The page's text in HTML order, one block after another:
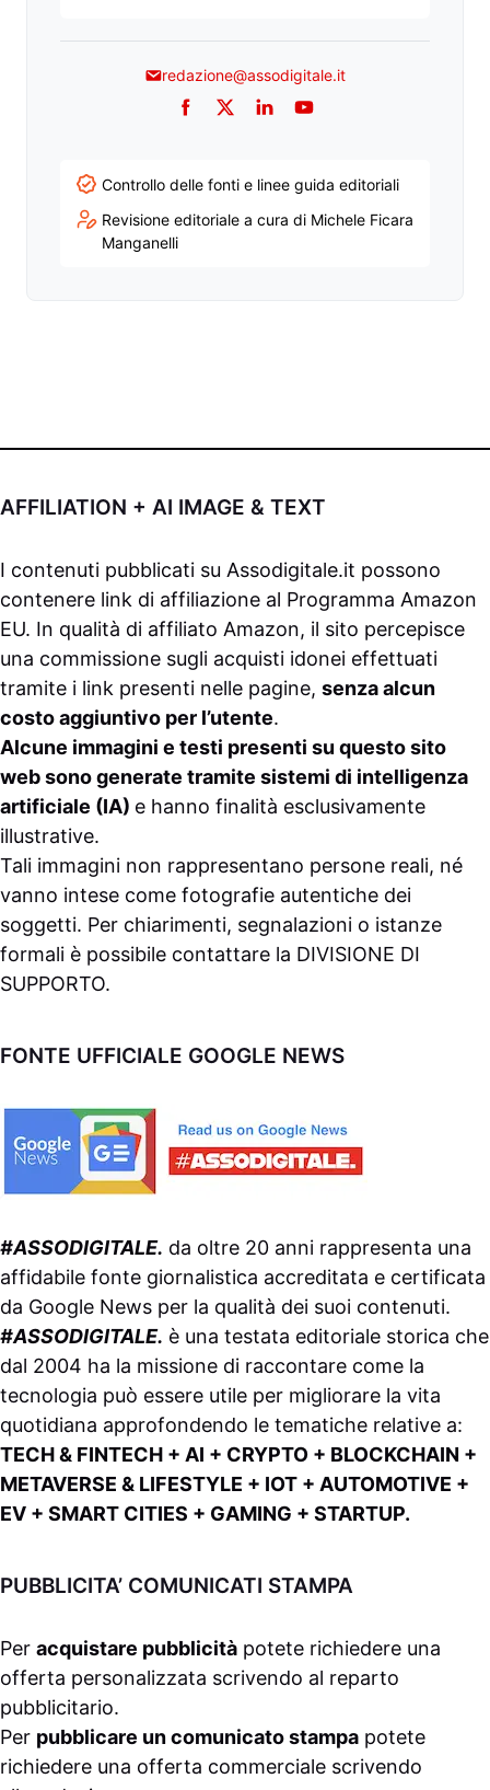
redazione@assodigitale.it
Facebook
TwitterLinkedInYouTube
Controllo delle fonti e linee guida editoriali
Revisione editoriale a cura di Michele Ficara
Manganelli
AFFILIATION + AI IMAGE & TEXT
I contenuti pubblicati su Assodigitale.it possono
contenere link di affiliazione al Programma Amazon
EU. In qualità di affiliato Amazon, il sito percepisce
una commissione sugli acquisti idonei effettuati
tramite i link presenti nelle pagine, senza alcun
costo aggiuntivo per l’utente.
Alcune immagini e testi presenti su questo sito
web sono generate tramite sistemi di intelligenza
artificiale (IA) e hanno finalità esclusivamente
illustrative.
Tali immagini non rappresentano persone reali, né
vanno intese come fotografie autentiche dei
soggetti. Per chiarimenti, segnalazioni o istanze
formali è possibile contattare la DIVISIONE DI
SUPPORTO.
FONTE UFFICIALE GOOGLE NEWS
#ASSODIGITALE. da oltre 20 anni rappresenta una
affidabile fonte giornalistica accreditata e certificata
da Google News per la qualità dei suoi contenuti.
#ASSODIGITALE. è una testata editoriale storica che
dal 2004 ha la missione di raccontare come la
tecnologia può essere utile per migliorare la vita
quotidiana approfondendo le tematiche relative a:
TECH & FINTECH + AI + CRYPTO + BLOCKCHAIN +
METAVERSE & LIFESTYLE + IOT + AUTOMOTIVE +
EV + SMART CITIES + GAMING + STARTUP.
PUBBLICITA’ COMUNICATI STAMPA
Per acquistare pubblicità potete richiedere una
offerta personalizzata scrivendo al reparto
pubblicitario.
Per pubblicare un comunicato stampa potete
richiedere una offerta commerciale scrivendo